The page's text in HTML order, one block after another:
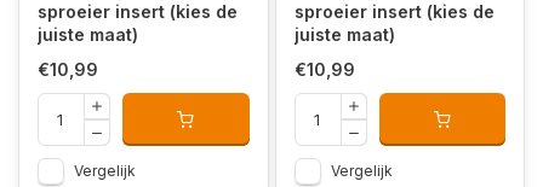
sproeier insert (kies de
juiste maat)
€10,99
Vergelijk
sproeier insert (kies de
juiste maat)
€10,99
Vergelijk